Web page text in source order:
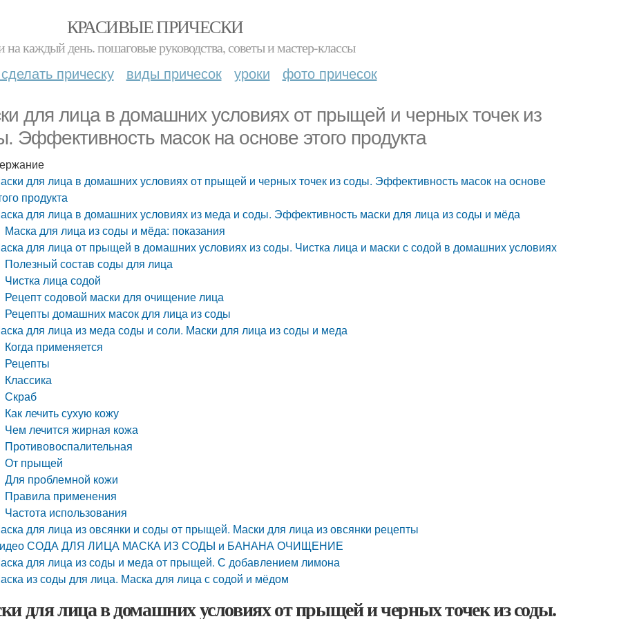
КРАСИВЫЕ ПРИЧЕСКИ
на каждый день. пошаговые руководства, советы и мастер-классы
прическу виды причесок уроки фото причесок
для лица в домашних условиях от прыщей и черных точек из
Эффективность масок на основе этого продукта
для лица в домашних условиях от прыщей и черных точек из соды. Эффективность масок на основе
продукта
для лица в домашних условиях из меда и соды. Эффективность маски для лица из соды и мёда
Маска для лица из соды и мёда: показания
для лица от прыщей в домашних условиях из соды. Чистка лица и маски с содой в домашних условиях
Полезный состав соды для лица
Чистка лица содой
Рецепт содовой маски для очищение лица
Рецепты домашних масок для лица из соды
для лица из меда соды и соли. Маски для лица из соды и меда
Когда применяется
Рецепты
Классика
Скраб
Как лечить сухую кожу
Чем лечится жирная кожа
Противовоспалительная
От прыщей
Для проблемной кожи
Правила применения
Частота использования
для лица из овсянки и соды от прыщей. Маски для лица из овсянки рецепты
СОДА ДЛЯ ЛИЦА МАСКА ИЗ СОДЫ и БАНАНА ОЧИЩЕНИЕ
для лица из соды и меда от прыщей. С добавлением лимона
из соды для лица. Маска для лица с содой и мёдом
для лица в домашних условиях от прыщей и черных точек из соды.